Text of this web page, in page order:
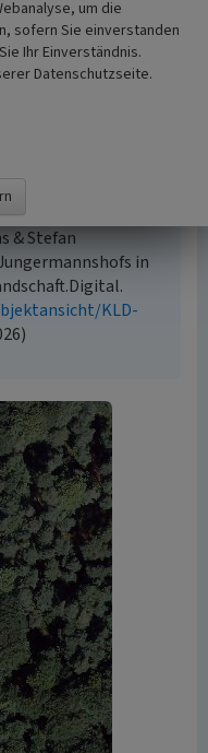
unter der freien
Die angezeigten
zusätzlichen
die an diesen
& Stefan
in
KLD-
um die
sofern Sie einverstanden
Ihr Einverständnis.
Datenschutzseite.